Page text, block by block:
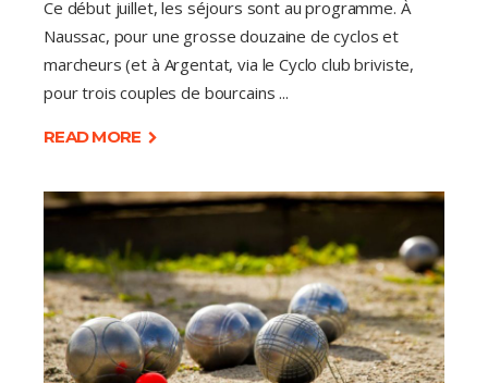
Ce début juillet, les séjours sont au programme. À
Naussac, pour une grosse douzaine de cyclos et
marcheurs (et à Argentat, via le Cyclo club briviste,
pour trois couples de bourcains
READ MORE